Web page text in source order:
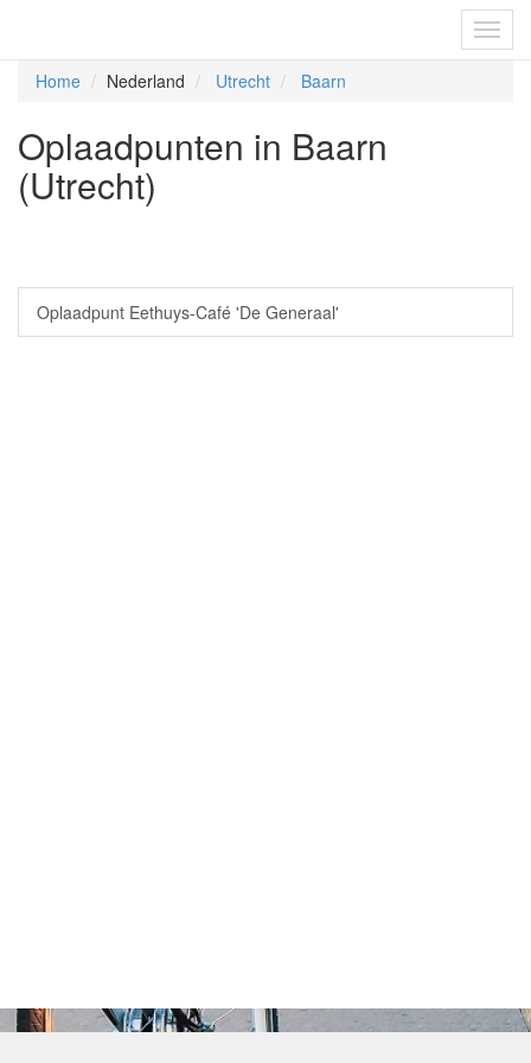
Home Nederland Utrecht Baarn
Oplaadpunten in Baarn
(Utrecht)
Oplaadpunt Eethuys-Café 'De Generaal'